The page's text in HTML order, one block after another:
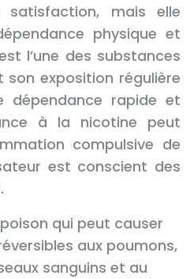
mais elle
physique et
l’une des substances
exposition régulière
dépendance rapide et
à la nicotine peut
compulsive de
est conscient des
qui peut causer
aux poumons,
sanguins et au